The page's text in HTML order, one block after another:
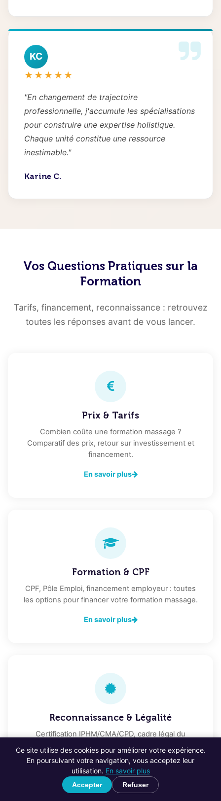
KC
★★★★★
"En changement de trajectoire
professionnelle, j'accumule les spécialisations
pour construire une expertise holistique.
Chaque unité constitue une ressource
inestimable."
Karine C.
Vos Questions Pratiques sur la
Formation
Tarifs, financement, reconnaissance : retrouvez
toutes les réponses avant de vous lancer.
Prix & Tarifs
Combien coûte une formation massage ?
Comparatif des prix, retour sur investissement et
financement.
En savoir plus
Formation & CPF
CPF, Pôle Emploi, financement employeur : toutes
les options pour financer votre formation massage.
En savoir plus
Reconnaissance & Légalité
Certification IPHM/CMA/CPD, cadre légal du
massage bien-être et droit d'exercer en France.
En savoir plus
Ce site utilise des cookies pour améliorer votre expérience.
En poursuivant votre navigation, vous acceptez leur
utilisation. En savoir plus
Accepter Refuser